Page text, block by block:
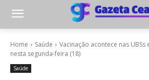
Home Saúde
Vacinação acontece nas UBSs
nesta segunda-feira (18)
Saúde